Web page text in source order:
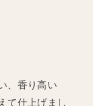
、香り高い
て仕上げまし